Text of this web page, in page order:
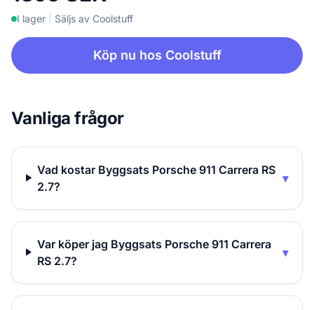
I lager Säljs av Coolstuff
Köp nu hos Coolstuff
Vanliga frågor
Vad kostar Byggsats Porsche 911 Carrera RS
2.7?
▾
Var köper jag Byggsats Porsche 911 Carrera
RS 2.7?
▾